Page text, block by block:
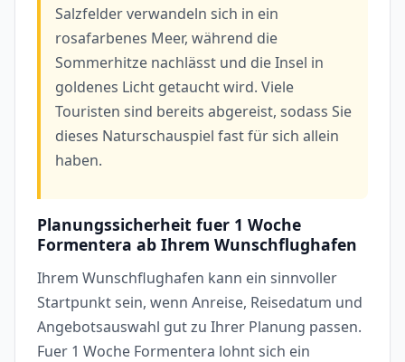
Salzfelder verwandeln sich in ein
rosafarbenes Meer, während die
Sommerhitze nachlässt und die Insel in
goldenes Licht getaucht wird. Viele
Touristen sind bereits abgereist, sodass Sie
dieses Naturschauspiel fast für sich allein
haben.
Planungssicherheit fuer 1 Woche
Formentera ab Ihrem Wunschflughafen
Ihrem Wunschflughafen kann ein sinnvoller
Startpunkt sein, wenn Anreise, Reisedatum und
Angebotsauswahl gut zu Ihrer Planung passen.
Fuer 1 Woche Formentera lohnt sich ein